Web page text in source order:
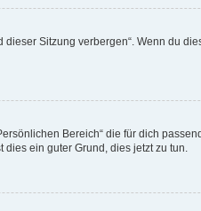
Sitzung verbergen“. Wenn du
Bereich“ die für dich
ein guter Grund, dies jetzt zu tun.